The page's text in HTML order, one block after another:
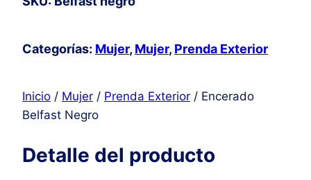
cantidad
Categorías: Mujer, Mujer, Prenda Exterior
Inicio / Mujer / Prenda Exterior / Encerado
Belfast Negro
Detalle del producto